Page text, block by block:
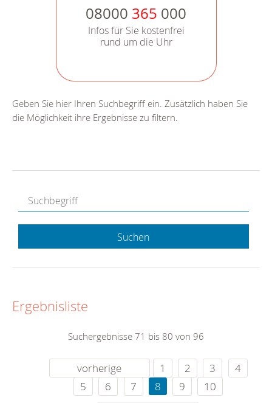
08000 365 000
Infos für Sie kostenfrei
rund um die Uhr
Geben Sie hier Ihren Suchbegriff ein. Zusätzlich haben Sie
die Möglichkeit ihre Ergebnisse zu filtern.
Suchen
Ergebnisliste
Suchergebnisse 71 bis 80 von 96
vorherige 1 2 3
4
5
6 7 8 9
10